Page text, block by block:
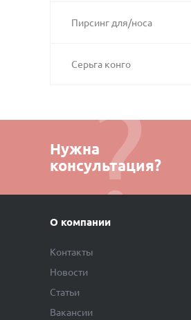
Пирсинг для/носа
Серьга конго
Нужна
консультация?
О компании
Контакты
Новости
Статьи
Вакансии